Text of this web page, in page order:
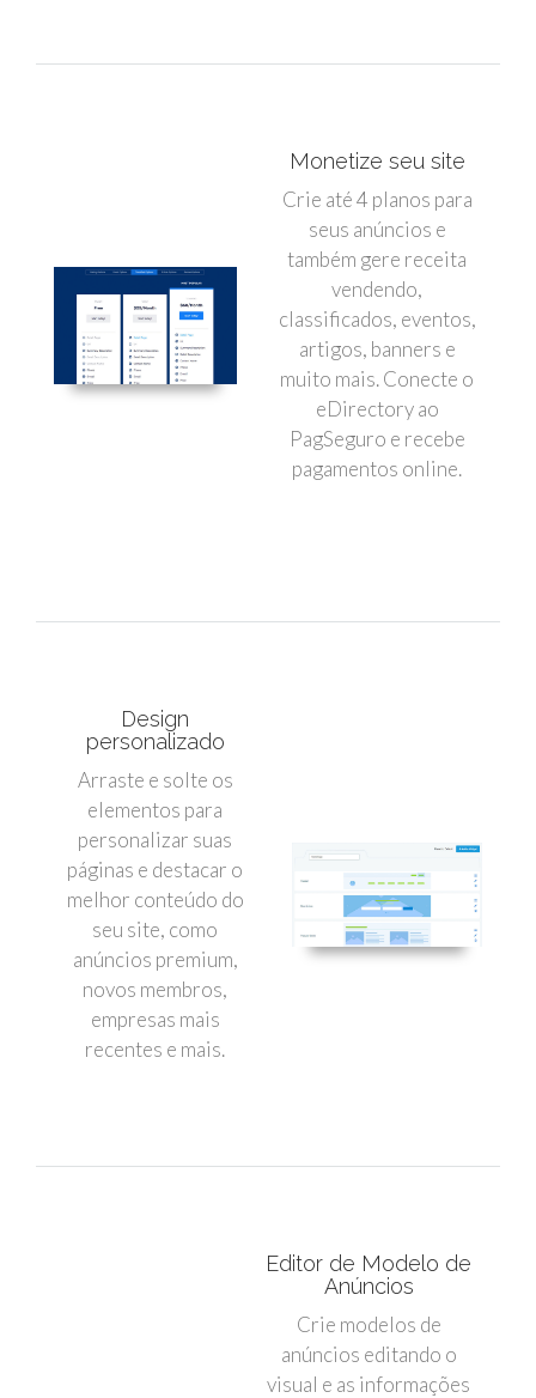
Monetize seu site
Crie até 4 planos para
seus anúncios e
também gere receita
vendendo,
classificados, eventos,
artigos, banners e
muito mais. Conecte o
eDirectory ao
PagSeguro e recebe
pagamentos online.
Design
personalizado
Arraste e solte os
elementos para
personalizar suas
páginas e destacar o
melhor conteúdo do
seu site, como
anúncios premium,
novos membros,
empresas mais
recentes e mais.
Editor de Modelo de
Anúncios
Crie modelos de
anúncios editando o
visual e as informações